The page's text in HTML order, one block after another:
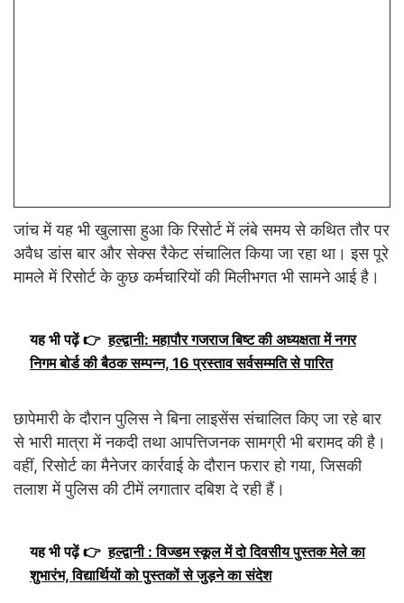
जांच में यह भी खुलासा हुआ कि रिसोर्ट में लंबे समय से कथित तौर पर
अवैध डांस बार और सेक्स रैकेट संचालित किया जा रहा था। इस पूरे
मामले में रिसोर्ट के कुछ कर्मचारियों की मिलीभगत भी सामने आई है।
यह भी पढ़ें 👉 हल्द्वानी: महापौर गजराज बिष्ट की अध्यक्षता में नगर
निगम बोर्ड की बैठक सम्पन्न, 16 प्रस्ताव सर्वसम्मति से पारित
छापेमारी के दौरान पुलिस ने बिना लाइसेंस संचालित किए जा रहे बार
से भारी मात्रा में नकदी तथा आपत्तिजनक सामग्री भी बरामद की है।
वहीं, रिसोर्ट का मैनेजर कार्रवाई के दौरान फरार हो गया, जिसकी
तलाश में पुलिस की टीमें लगातार दबिश दे रही हैं।
यह भी पढ़ें 👉 हल्द्वानी : विज्डम स्कूल में दो दिवसीय पुस्तक मेले का
शुभारंभ, विद्यार्थियों को पुस्तकों से जुड़ने का संदेश